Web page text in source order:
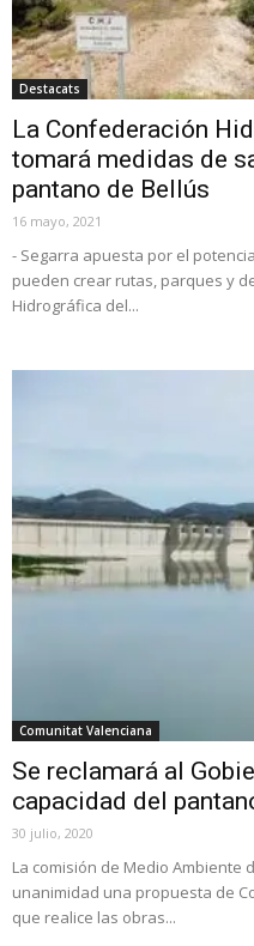
Destacats
La Confederación
tomará medidas de
pantano de Bellús
16 mayo, 2021
- Segarra apuesta por el
pueden crear rutas, parques y
Hidrográfica del...
Comunitat Valenciana
Se reclamará al
capacidad del
30 julio, 2020
La comisión de Medio Ambiente
unanimidad una propuesta de
que realice las obras...